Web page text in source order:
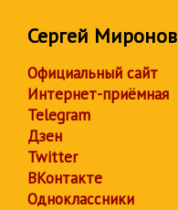
Сергей Миронов
Официальный сайт
Интернет-приёмная
Telegram
Дзен
Twitter
ВКонтакте
Одноклассники